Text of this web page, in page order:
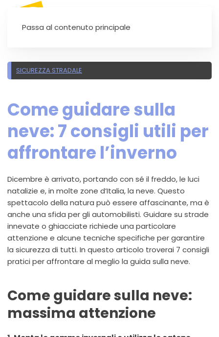
Passa al contenuto principale
SICUREZZA STRADALE
Come guidare sulla
neve: 7 consigli utili per
affrontare l’inverno
Dicembre è arrivato, portando con sé il freddo, le luci
natalizie e, in molte zone d’Italia, la neve. Questo
spettacolo della natura può essere affascinante, ma è
anche una sfida per gli automobilisti. Guidare su strade
innevate o ghiacciate richiede una particolare
attenzione e alcune tecniche specifiche per garantire
la sicurezza di tutti. In questo articolo troverai 7 consigli
pratici per affrontare al meglio la guida sulla neve.
Come guidare sulla neve:
massima attenzione